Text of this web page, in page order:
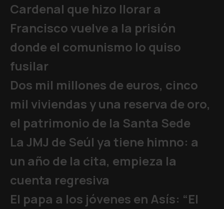
Cardenal que hizo llorar a
Francisco vuelve a la prisión
donde el comunismo lo quiso
fusilar
Dos mil millones de euros, cinco
mil viviendas y una reserva de oro,
el patrimonio de la Santa Sede
La JMJ de Seúl ya tiene himno: a
un año de la cita, empieza la
cuenta regresiva
El papa a los jóvenes en Asís: “El